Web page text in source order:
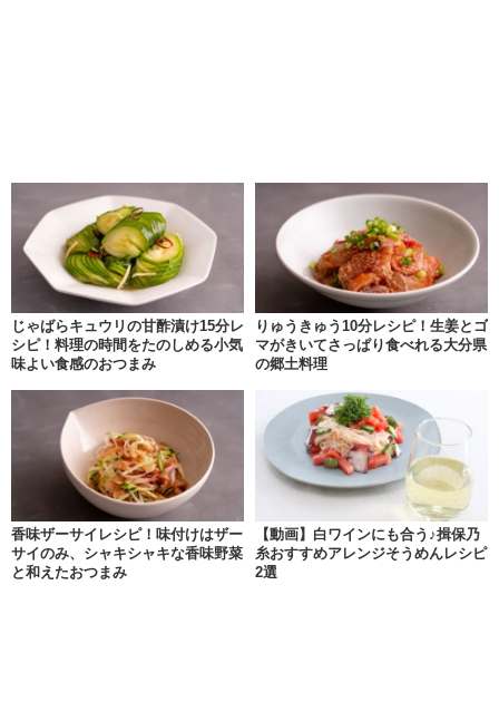
じゃばらキュウリの甘酢漬け15分レ
シピ！料理の時間をたのしめる小気
味よい食感のおつまみ
りゅうきゅう10分レシピ！生姜とゴ
マがきいてさっぱり食べれる大分県
の郷土料理
香味ザーサイレシピ！味付けはザー
サイのみ、シャキシャキな香味野菜
と和えたおつまみ
【動画】白ワインにも合う♪揖保乃
糸おすすめアレンジそうめんレシピ
2選